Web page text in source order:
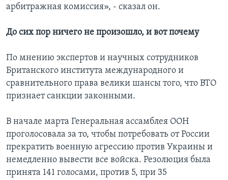
арбитражная комиссия», - сказал он.
До сих пор ничего не произошло, и вот почему
По мнению экспертов и научных сотрудников
Британского института международного и
сравнительного права велики шансы того, что ВТО
признает санкции законными.
В начале марта Генеральная ассамблея ООН
проголосовала за то, чтобы потребовать от России
прекратить военную агрессию против Украины и
немедленно вывести все войска. Резолюция была
принята 141 голосами, против 5, при 35